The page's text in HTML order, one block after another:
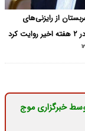
از رایزنی‌های
خبرگزاری موج